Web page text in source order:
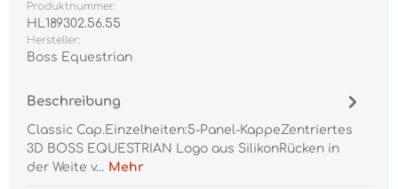
Produktnummer:
HL189302.56.55
Hersteller:
Boss Equestrian
Beschreibung
Classic Cap.Einzelheiten:5-Panel-KappeZentriertes
3D BOSS EQUESTRIAN Logo aus SilikonRücken in
der Weite v… Mehr